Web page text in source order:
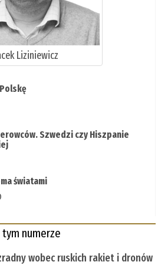
Liziniewicz
Szwedzi czy Hiszpanie
światami
tym numerze
wobec ruskich rakiet i dronów